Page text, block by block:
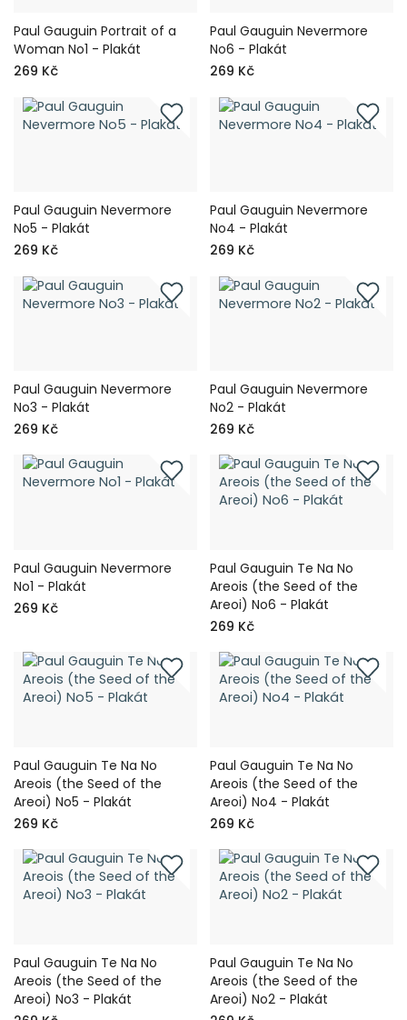
Paul Gauguin Portrait of a
Woman No1 - Plakát
269 Kč
Paul Gauguin Nevermore
No6 - Plakát
269 Kč
Paul Gauguin Nevermore
No5 - Plakát
269 Kč
Paul Gauguin Nevermore
No4 - Plakát
269 Kč
Paul Gauguin Nevermore
No3 - Plakát
269 Kč
Paul Gauguin Nevermore
No2 - Plakát
269 Kč
Paul Gauguin Nevermore
No1 - Plakát
269 Kč
Paul Gauguin Te Na No
Areois (the Seed of the
Areoi) No6 - Plakát
269 Kč
Paul Gauguin Te Na No
Areois (the Seed of the
Areoi) No5 - Plakát
269 Kč
Paul Gauguin Te Na No
Areois (the Seed of the
Areoi) No4 - Plakát
269 Kč
Paul Gauguin Te Na No
Areois (the Seed of the
Areoi) No3 - Plakát
Paul Gauguin Te Na No
Areois (the Seed of the
Areoi) No2 - Plakát